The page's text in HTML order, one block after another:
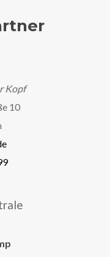
Kopf
10